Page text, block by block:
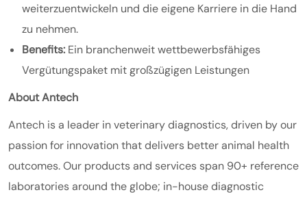
weiterzuentwickeln und die eigene Karriere in die Hand
zu nehmen.
Benefits: Ein branchenweit wettbewerbsfähiges
Vergütungspaket mit großzügigen Leistungen
About Antech
Antech is a leader in veterinary diagnostics, driven by our
passion for innovation that delivers better animal health
outcomes. Our products and services span 90+ reference
laboratories around the globe; in-house diagnostic